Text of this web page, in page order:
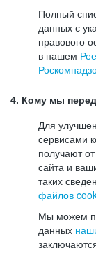
Полный
данных с
правового
в нашем
4. Кому мы
Для
сервисами
получают
сайта и
таких
файлов
Мы можем
данных